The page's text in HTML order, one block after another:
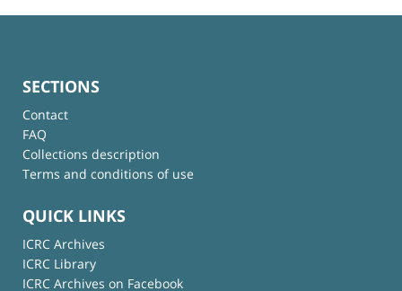
SECTIONS
Contact
FAQ
Collections description
Terms and conditions of use
QUICK LINKS
ICRC Archives
ICRC Library
ICRC Archives on Facebook